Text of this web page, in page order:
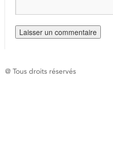
@ Tous droits réservés